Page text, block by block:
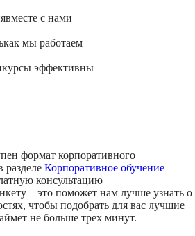
вместе с нами
как мы работаем
курсы эффективны
формат корпоративного
разделе Корпоративное обучение
консультацию
– это поможет нам лучше узнать о
чтобы подобрать для вас лучшие
не больше трех минут.